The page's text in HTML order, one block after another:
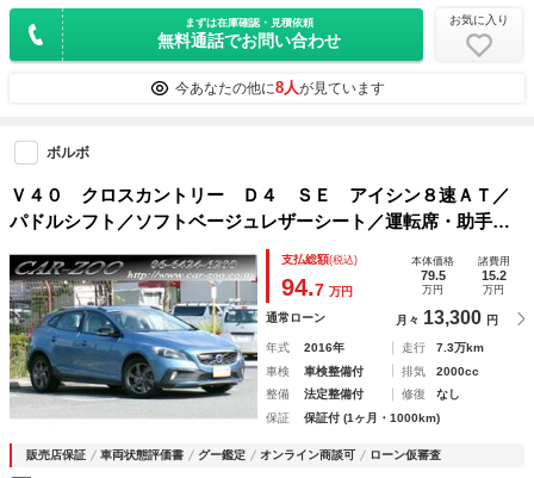
まずは在庫確認・見積依頼
無料通話でお問い合わせ
お気に入り
今あなたの他に8人が見ています
ボルボ
Ｖ４０ クロスカントリー Ｄ４ ＳＥ アイシン８速ＡＴ／
パドルシフト／ソフトベージュレザーシート／運転席・助手席
パワーシート／シートヒーター／前後ドライブレコーダー／付
属品／パワーブルーメタリック
支払総額(税込)
94.7 万円
本体価格
79.5
万円
諸費用
15.2
万円
通常ローン 月々 13,300 円
年式 2016年 走行
7.3万km
車検
車検整備付 排気
2000cc
整備
法定整備付 修復
なし
保証
保証付 (1ヶ月・1000km)
販売店保証 車両状態評価書 グー鑑定 オンライン商談可 ローン仮審査